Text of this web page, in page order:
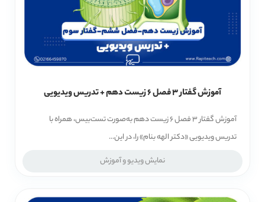
آموزش گفتار 3 فصل 6 زیست دهم + تدریس ویدیویی
آموزش گفتار 3 فصل 6 زیست دهم به‌صورت تست‌بیس، همراه با
تدریس ویدیویی «دکتر الهه بنام» را، در این...
نمایش ویدیو و آموزش